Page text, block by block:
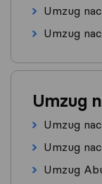
Umzug
Umzug
Umzug
Umzug
Umzug
Umzug